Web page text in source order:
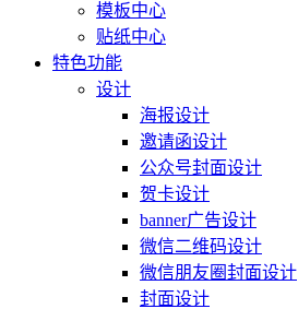
模板中心
贴纸中心
特色功能
设计
海报设计
邀请函设计
公众号封面设计
贺卡设计
banner广告设计
微信二维码设计
微信朋友圈封面设计
封面设计